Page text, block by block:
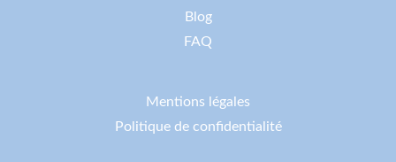
Blog
FAQ
Mentions légales
Politique de confidentialité